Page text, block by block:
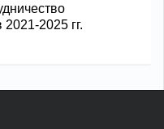
2025 гг.